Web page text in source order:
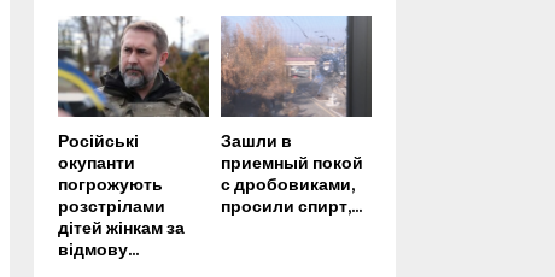
Російські
окупанти
погрожують
розстрілами
дітей жінкам за
відмову...
Зашли в
приемный покой
с дробовиками,
просили спирт,...